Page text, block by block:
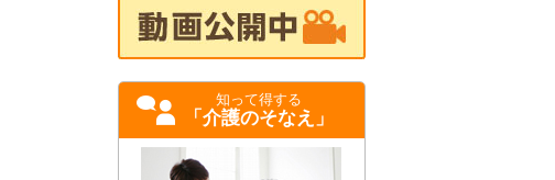
知って得する
「介護のそなえ」